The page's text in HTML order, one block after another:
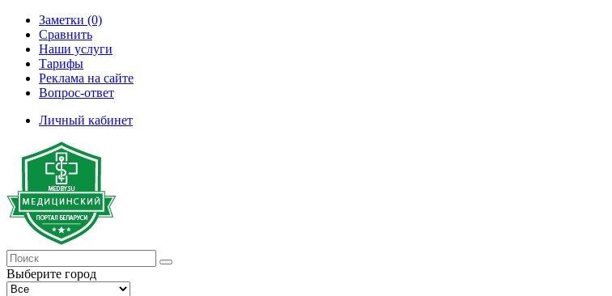
Заметки (0)
Сравнить
Наши услуги
Тарифы
Реклама на сайте
Вопрос-ответ
Личный кабинет
Выберите город